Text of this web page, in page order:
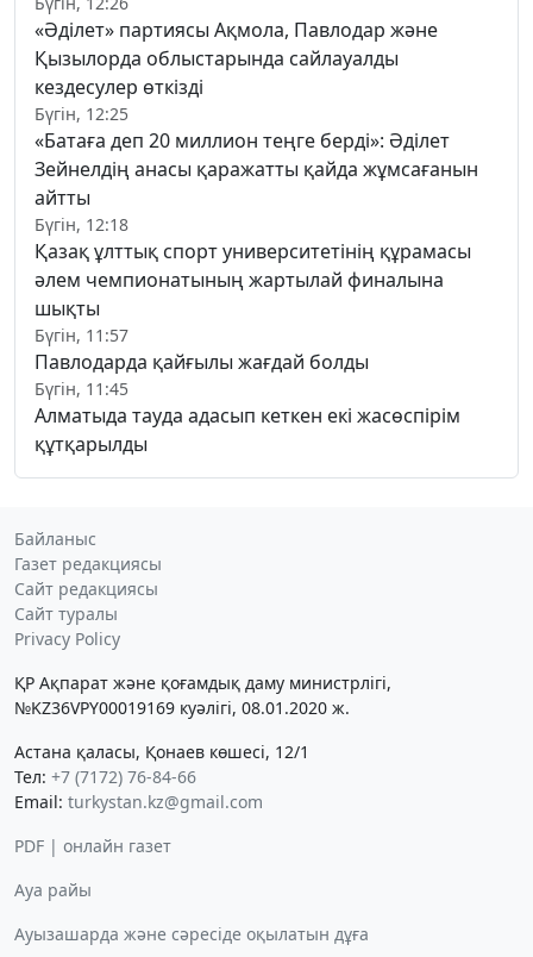
«Әділет» партиясы Ақмола, Павлодар және
Қызылорда облыстарында сайлауалды
кездесулер өткізді
Бүгін, 12:25
«Батаға деп 20 миллион теңге берді»: Әділет
Зейнелдің анасы қаражатты қайда жұмсағанын
айтты
Бүгін, 12:18
Қазақ ұлттық спорт университетінің құрамасы
әлем чемпионатының жартылай финалына
шықты
Бүгін, 11:57
Павлодарда қайғылы жағдай болды
Бүгін, 11:45
Алматыда тауда адасып кеткен екі жасөспірім
құтқарылды
Байланыс
Газет редакциясы
Сайт редакциясы
Сайт туралы
Privacy Policy
ҚР Ақпарат және қоғамдық даму министрлігі,
№KZ36VPY00019169 куәлігі, 08.01.2020 ж.
Астана қаласы, Қонаев көшесі, 12/1
Тел: +7 (7172) 76-84-66
Email: turkystan.kz@gmail.com
PDF | онлайн газет
Ауа райы
Ауызашарда және сәресіде оқылатын дұға